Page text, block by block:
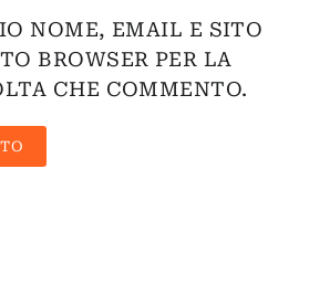
NOME, EMAIL E SITO
BROWSER PER LA
CHE COMMENTO.